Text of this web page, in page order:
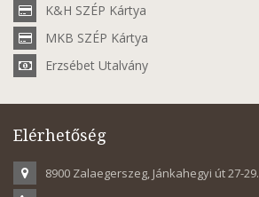
K&H SZÉP Kártya
MKB SZÉP Kártya
Erzsébet Utalvány
Elérhetőség
8900 Zalaegerszeg, Jánkahegyi út 27-29.